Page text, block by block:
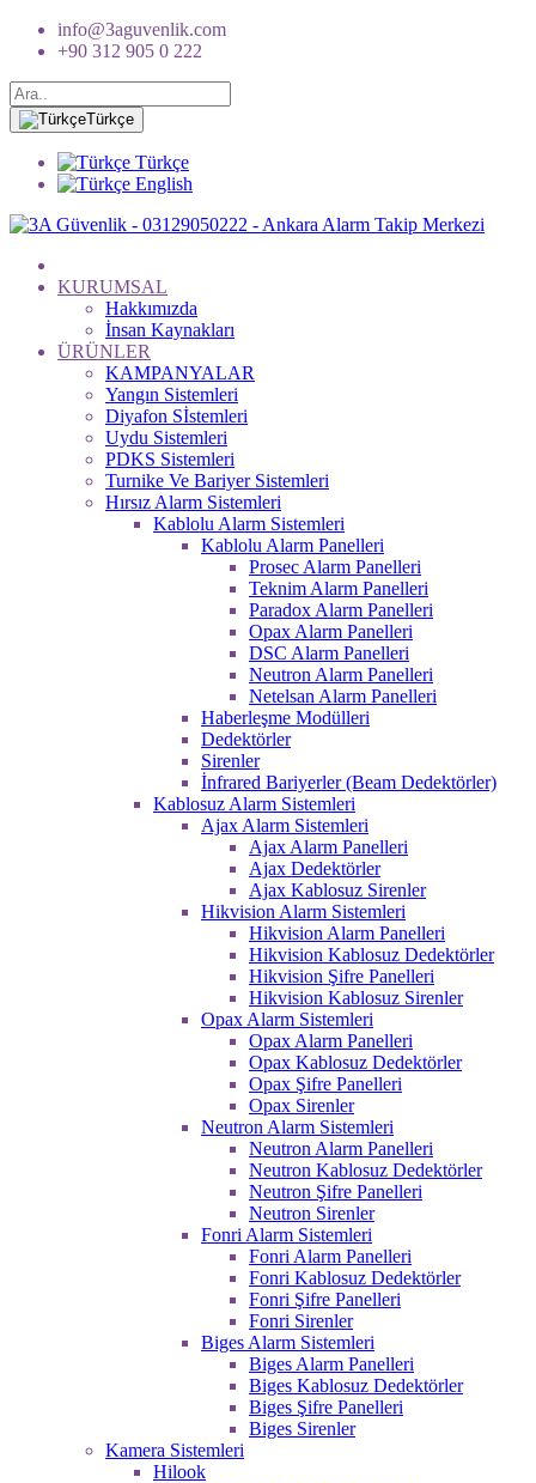
info@3aguvenlik.com
+90 312 905 0 222
Türkçe
Türkçe
English
KURUMSAL
Hakkımızda
İnsan Kaynakları
ÜRÜNLER
KAMPANYALAR
Yangın Sistemleri
Diyafon Sİstemleri
Uydu Sistemleri
PDKS Sistemleri
Turnike Ve Bariyer Sistemleri
Hırsız Alarm Sistemleri
Kablolu Alarm Sistemleri
Kablolu Alarm Panelleri
Prosec Alarm Panelleri
Teknim Alarm Panelleri
Paradox Alarm Panelleri
Opax Alarm Panelleri
DSC Alarm Panelleri
Neutron Alarm Panelleri
Netelsan Alarm Panelleri
Haberleşme Modülleri
Dedektörler
Sirenler
İnfrared Bariyerler (Beam Dedektörler)
Kablosuz Alarm Sistemleri
Ajax Alarm Sistemleri
Ajax Alarm Panelleri
Ajax Dedektörler
Ajax Kablosuz Sirenler
Hikvision Alarm Sistemleri
Hikvision Alarm Panelleri
Hikvision Kablosuz Dedektörler
Hikvision Şifre Panelleri
Hikvision Kablosuz Sirenler
Opax Alarm Sistemleri
Opax Alarm Panelleri
Opax Kablosuz Dedektörler
Opax Şifre Panelleri
Opax Sirenler
Neutron Alarm Sistemleri
Neutron Alarm Panelleri
Neutron Kablosuz Dedektörler
Neutron Şifre Panelleri
Neutron Sirenler
Fonri Alarm Sistemleri
Fonri Alarm Panelleri
Fonri Kablosuz Dedektörler
Fonri Şifre Panelleri
Fonri Sirenler
Biges Alarm Sistemleri
Biges Alarm Panelleri
Biges Kablosuz Dedektörler
Biges Şifre Panelleri
Biges Sirenler
Kamera Sistemleri
Hilook